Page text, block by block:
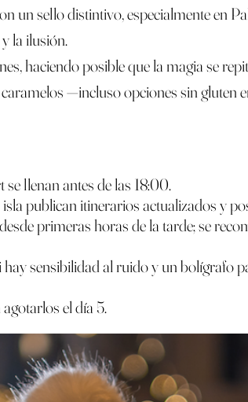
un sello distintivo, especialmente en
la ilusión.
haciendo posible que la magia se
—incluso opciones sin gluten
llenan antes de las 18:00.
publican itinerarios actualizados y
primeras horas de la tarde; se
sensibilidad al ruido y un bolígrafo
el día 5.